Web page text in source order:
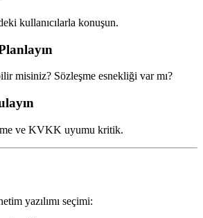
kullanıcılarla konuşun.
misiniz? Sözleşme esnekliği var mı?
ve KVKK uyumu kritik.
yazılımı seçimi: